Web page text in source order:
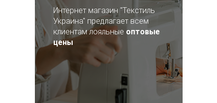
Интернет магазин "Текстиль
Украина" предлагает всем
клиентам лояльные оптовые
цены